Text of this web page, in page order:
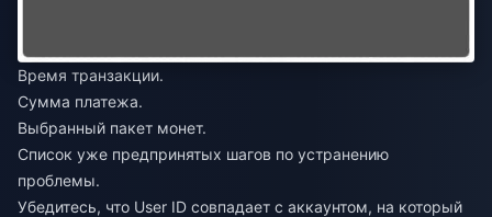
Время транзакции.
Сумма платежа.
Выбранный пакет монет.
Список уже предпринятых шагов по устранению
проблемы.
Убедитесь, что User ID совпадает с аккаунтом, на который